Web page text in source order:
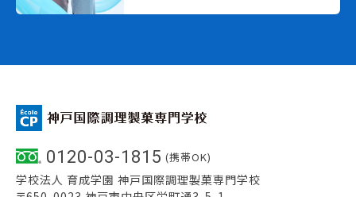
0120-03-1815 (携帯OK)
学校法人 育成学園 神戸国際調理製菓専門学校